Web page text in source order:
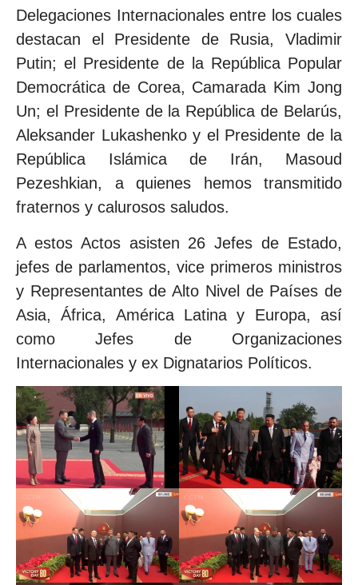
Delegaciones Internacionales entre los cuales
destacan el Presidente de Rusia, Vladimir
Putin; el Presidente de la República Popular
Democrática de Corea, Camarada Kim Jong
Un; el Presidente de la República de Belarús,
Aleksander Lukashenko y el Presidente de la
República Islámica de Irán, Masoud
Pezeshkian, a quienes hemos transmitido
fraternos y calurosos saludos.
A estos Actos asisten 26 Jefes de Estado,
jefes de parlamentos, vice primeros ministros
y Representantes de Alto Nivel de Países de
Asia, África, América Latina y Europa, así
como Jefes de Organizaciones
Internacionales y ex Dignatarios Políticos.